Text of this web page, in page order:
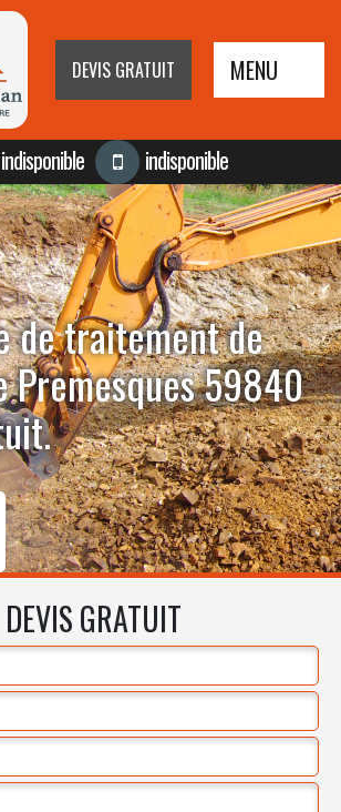
DEVIS GRATUIT MENU
indisponible indisponible
de traitement de
Premesques 59840
DEVIS GRATUIT